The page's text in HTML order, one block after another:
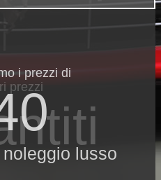
i prezzi di
lusso
prezzi